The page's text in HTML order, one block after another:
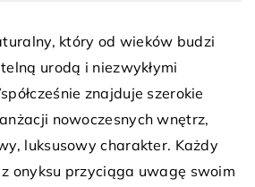
który od wieków budzi
urodą i niezwykłymi
znajduje szerokie
nowoczesnych wnętrz,
luksusowy charakter. Każdy
onyksu przyciąga uwagę swoim